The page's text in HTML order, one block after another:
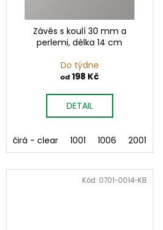
2002 3001 3003 4004 5004
Závěs s koulí 30 mm a
perlemi, délka 14 cm
Do týdne
od 198 Kč
DETAIL
čirá - clear 1001 1006 2001
Kód: 0701-0014-KB